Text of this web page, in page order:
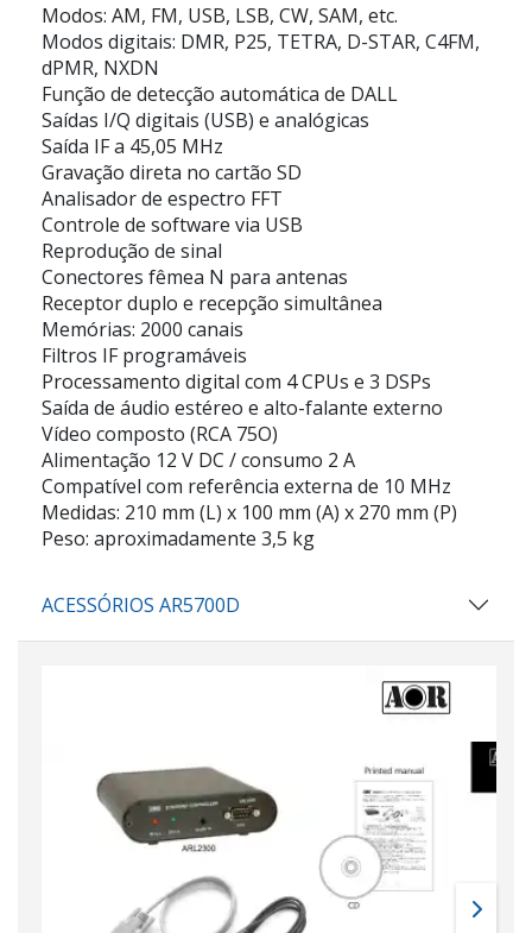
Modos: AM, FM, USB, LSB, CW, SAM, etc.
Modos digitais: DMR, P25, TETRA, D-STAR, C4FM,
dPMR, NXDN
Função de detecção automática de DALL
Saídas I/Q digitais (USB) e analógicas
Saída IF a 45,05 MHz
Gravação direta no cartão SD
Analisador de espectro FFT
Controle de software via USB
Reprodução de sinal
Conectores fêmea N para antenas
Receptor duplo e recepção simultânea
Memórias: 2000 canais
Filtros IF programáveis
Processamento digital com 4 CPUs e 3 DSPs
Saída de áudio estéreo e alto-falante externo
Vídeo composto (RCA 75O)
Alimentação 12 V DC / consumo 2 A
Compatível com referência externa de 10 MHz
Medidas: 210 mm (L) x 100 mm (A) x 270 mm (P)
Peso: aproximadamente 3,5 kg
ACESSÓRIOS AR5700D